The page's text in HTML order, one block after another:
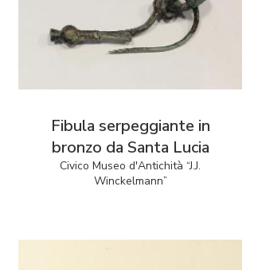
Fibula serpeggiante in
bronzo da Santa Lucia
Civico Museo d'Antichità “J.J.
Winckelmann”